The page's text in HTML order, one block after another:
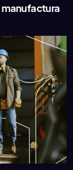
manufactura